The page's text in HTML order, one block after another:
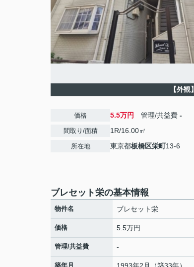
【外観】
価格 5.5万円 管理/共益費 -
間取り/面積 1R/16.00㎡
所在地 東京都板橋区栄町13-6
ブレセット栄の基本情報
物件名 ブレセット栄
価格 5.5万円
管理/共益費 -
築年月